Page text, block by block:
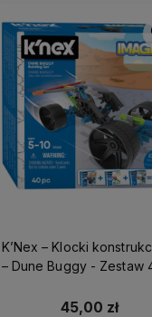
K’Nex – Klocki
– Dune Buggy - Zestaw
45,00 zł